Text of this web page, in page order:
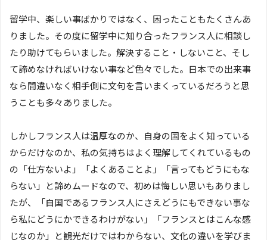
留学中、楽しい事ばかりではなく、困ったこともたくさんあ
りました。その度に留学中に知り合ったフランス人に相談し
たり助けてもらいました。解決すること・しないこと、そし
て諦めなければいけない事など色々でした。日本での出来事
なら間違いなく相手側に文句を言いまくっているだろうと思
うことも多々ありました。
しかしフランス人は温厚なのか、自身の国をよく知っている
からだけなのか、私の気持ちはよく理解してくれているもの
の「仕方ないよ」「よくあることよ」「言ってもどうにもな
らない」と諦めムードなので、初めは悔しい思いもありまし
たが、「自国であるフランス人にさえどうにもできない事な
ら私にどうにかできるわけがない」「フランスとはこんな感
じなのか」と観光だけではわからない、文化の違いを学びま